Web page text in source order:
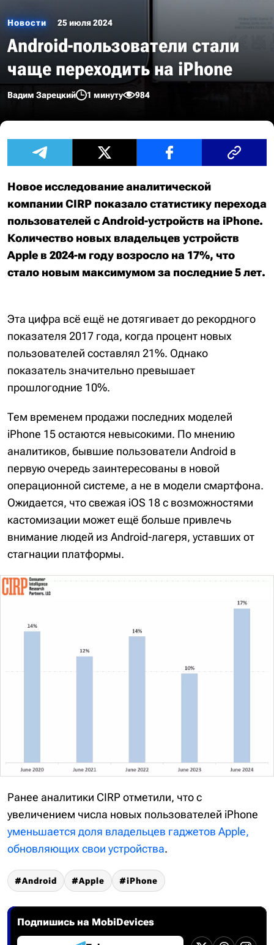
Новости 25 июля 2024
Android-пользователи стали
чаще переходить на iPhone
Вадим Зарецкий 1 минуту 984
Новое исследование аналитической
компании CIRP показало статистику перехода
пользователей с Android-устройств на iPhone.
Количество новых владельцев устройств
Apple в 2024-м году возросло на 17%, что
стало новым максимумом за последние 5 лет.
Эта цифра всё ещё не дотягивает до рекордного
показателя 2017 года, когда процент новых
пользователей составлял 21%. Однако
показатель значительно превышает
прошлогодние 10%.
Тем временем продажи последних моделей
iPhone 15 остаются невысокими. По мнению
аналитиков, бывшие пользователи Android в
первую очередь заинтересованы в новой
операционной системе, а не в модели смартфона.
Ожидается, что свежая iOS 18 с возможностями
кастомизации может ещё больше привлечь
внимание людей из Android-лагеря, уставших от
стагнации платформы.
Ранее аналитики CIRP отметили, что с
увеличением числа новых пользователей iPhone
уменьшается доля владельцев гаджетов Apple,
обновляющих свои устройства.
Android Apple iPhone
Подпишись на MobiDevices